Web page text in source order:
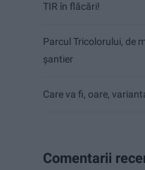
TIR în flăcări!
Parcul Tricolorului, de
șantier
Care va fi, oare,
Comentarii